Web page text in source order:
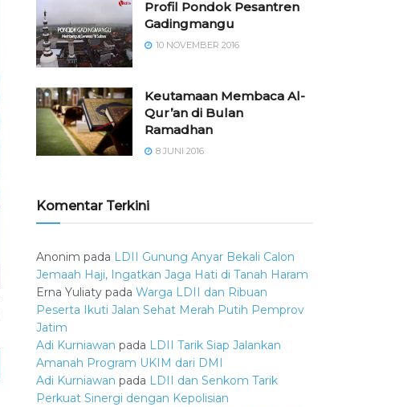
⁠⁠⁠Profil Pondok Pesantren
Gadingmangu
10 NOVEMBER 2016
Keutamaan Membaca Al-
Qur’an di Bulan
Ramadhan
8 JUNI 2016
Komentar Terkini
Anonim pada LDII Gunung Anyar Bekali Calon
Jemaah Haji, Ingatkan Jaga Hati di Tanah Haram
Erna Yuliaty pada Warga LDII dan Ribuan
Peserta Ikuti Jalan Sehat Merah Putih Pemprov
Jatim
Adi Kurniawan pada LDII Tarik Siap Jalankan
Amanah Program UKIM dari DMI
Adi Kurniawan pada LDII dan Senkom Tarik
Perkuat Sinergi dengan Kepolisian